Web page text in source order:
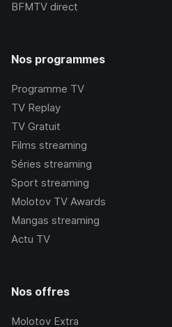
BFMTV direct
Nos programmes
Programme TV
TV Replay
TV Gratuit
Films streaming
Séries streaming
Sport streaming
Molotov TV Awards
Mangas streaming
Actu TV
Nos offres
Molotov Extra